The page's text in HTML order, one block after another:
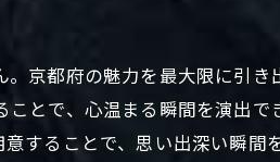
京都府の魅力を最大限に引き
とで、心温まる瞬間を演出で
することで、思い出深い瞬間